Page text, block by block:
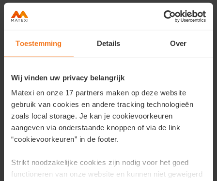
Toestemming Details Over
Wij vinden uw privacy belangrijk
Matexi en onze 17 partners maken op deze website
gebruik van cookies en andere tracking technologieën
zoals local storage. Je kan je cookievoorkeuren
aangeven via onderstaande knoppen of via de link
“cookievoorkeuren” in de footer.
Strikt noodzakelijke cookies zijn nodig voor het goed
functioneren van onze website en kunnen niet geweigerd
vakantie, hier in het pand van Villa Vilander, de vroegere
van de oude elektriciteitsfabriek.